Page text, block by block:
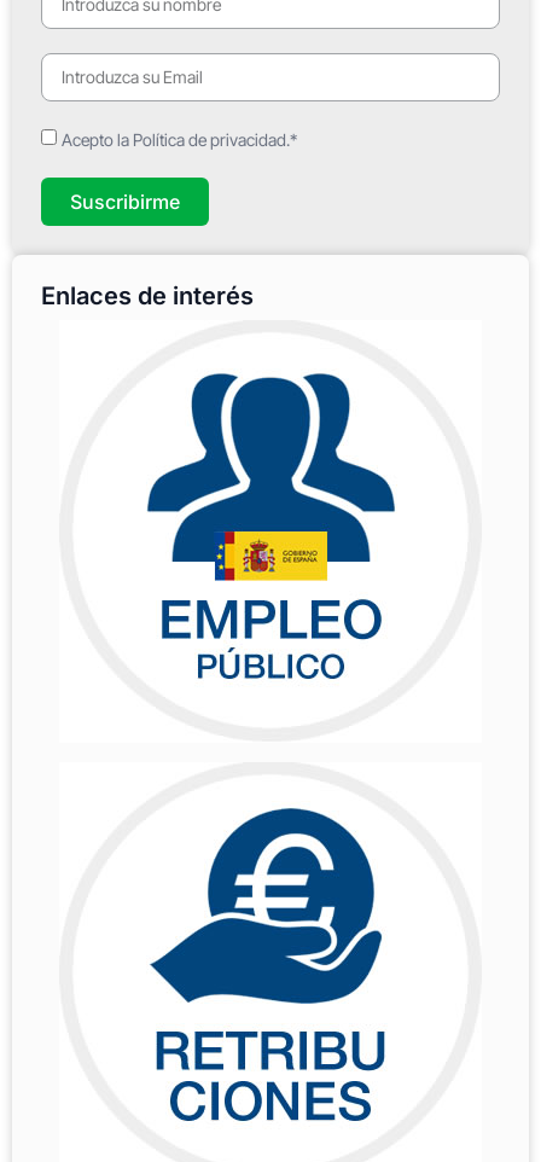
Acepto la Política de privacidad.*
Suscribirme
Enlaces de interés